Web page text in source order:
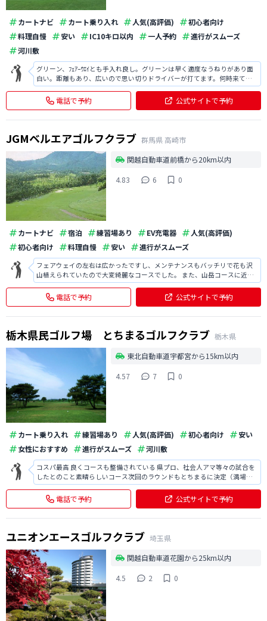
カートナビ カート乗り入れ 人気(高評価)
初心者向け
料理自慢
安い IC10キロ以内 一人予約
進行がスムーズ
河川敷
グリーン、ﾌｪｱｰｳｴｲとも手入れ良し。グリーンは早く適度なうねりがあり面
白い。距離もあり、広いので思い切りドライバーが打てます。何時来ても
楽しめるゴルフ場です。
電話で予約 公式サイトで予約
JGMベルエアゴルフクラブ 群馬県 高崎市
関越自動車道前橋から20km以内
4.83
6 0
カートナビ 宿泊 練習場あり EV充電器
人気(高評価)
初心者向け
料理自慢 安い 進行がスムーズ
フェアウェイの左右は広かったですし、メンテナンスもバッチリで花も沢
山植えられていたので大変綺麗なコースでした。 また、山岳コースに近い
印象でしたが、谷や池もあり面白かったです。
電話で予約 公式サイトで予約
栃木県民ゴルフ場 とちまるゴルフクラブ 栃木県
東北自動車道宇都宮から15km以内
4.57
7 0
カート乗り入れ 練習場あり 人気(高評価) 初心者向け
安い
女性におすすめ
進行がスムーズ 河川敷
コスパ最高 良くコースも整備されている 県プロ、社会人アマ等々の試合を
したとのこと素晴らしいコース次回のラウンドもとちまるに決定（満場一
致） スタッフの対応も気持ちがよい、少し声が小さいかも？ また行きます
電話で予約 公式サイトで予約
ユニオンエースゴルフクラブ 埼玉県
関越自動車道花園から25km以内
4.5
2 0